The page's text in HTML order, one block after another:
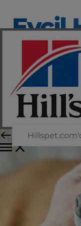
Evcil
En son evcil
ipuçlarını ve